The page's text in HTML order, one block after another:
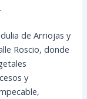
de Arriojas y
Roscio, donde
y